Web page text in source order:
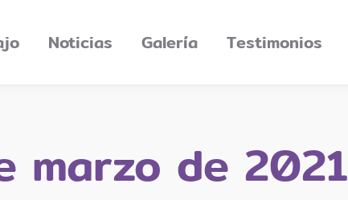
Noticias Galería Testimonios
marzo de 2021